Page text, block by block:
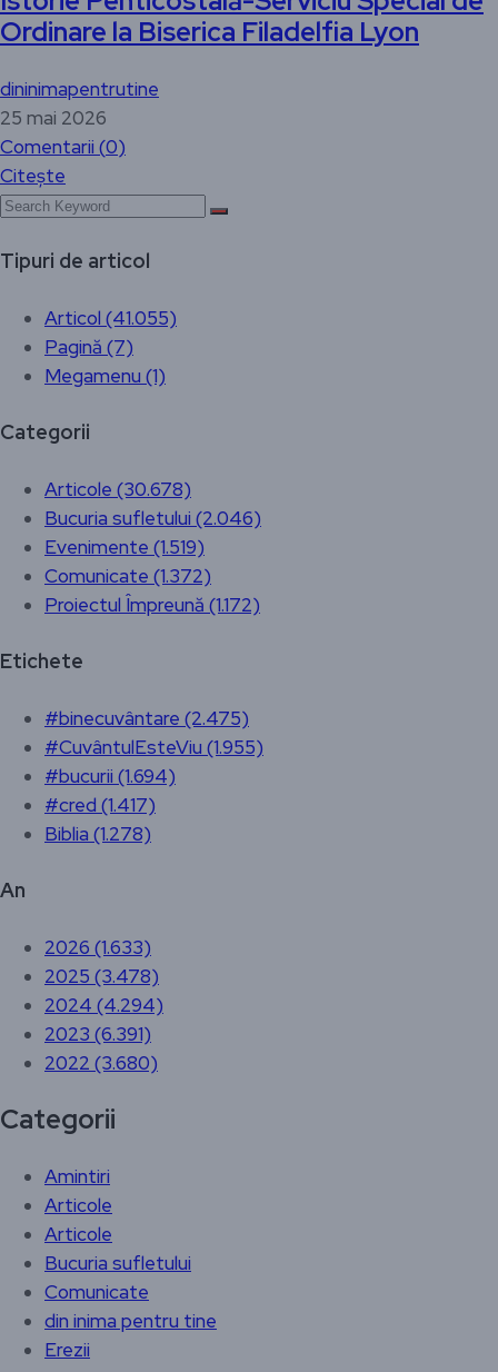
Ordinare la Biserica Filadelfia Lyon
dininimapentrutine
25 mai 2026
Comentarii (0)
Citește
Tipuri de articol
Articol (41.055)
Pagină (7)
Megamenu (1)
Categorii
Articole (30.678)
Bucuria sufletului (2.046)
Evenimente (1.519)
Comunicate (1.372)
Proiectul Împreună (1.172)
Etichete
#binecuvântare (2.475)
#CuvântulEsteViu (1.955)
#bucurii (1.694)
#cred (1.417)
Biblia (1.278)
An
2026 (1.633)
2025 (3.478)
2024 (4.294)
2023 (6.391)
2022 (3.680)
Categorii
Amintiri
Articole
Articole
Bucuria sufletului
Comunicate
din inima pentru tine
Erezii